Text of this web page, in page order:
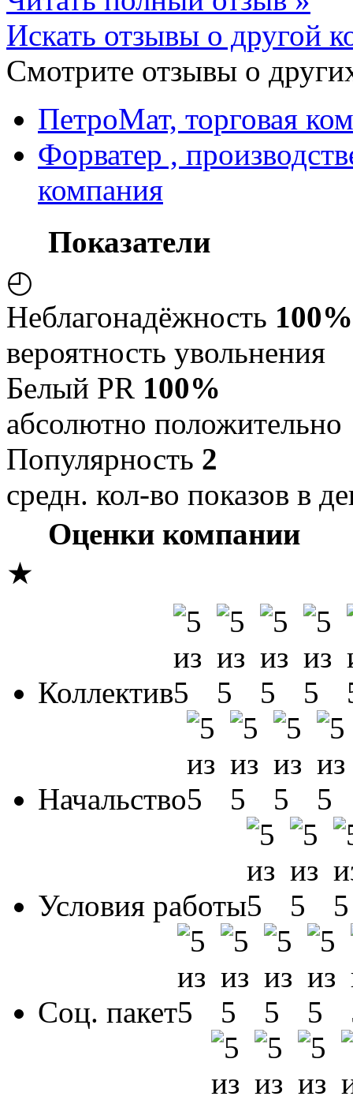
Искать отзывы о другой
Смотрите отзывы о
ПетроМат, торговая
Форватер ,
компания
Показатели
◴
Неблагонадёжность 100%
вероятность увольнения
Белый PR 100%
абсолютно положительно
Популярность 2
средн. кол-во показов в
Оценки компании
★
Коллектив
Начальство
Условия работы
Соц. пакет